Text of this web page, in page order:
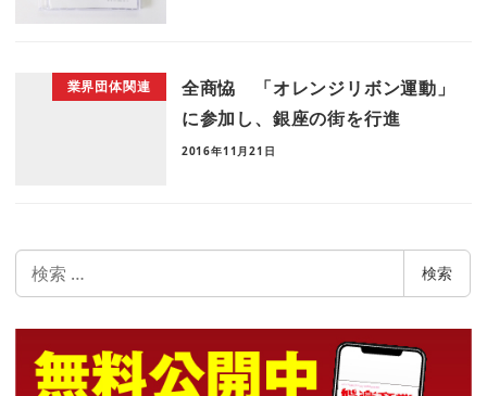
業界団体関連
全商恊 「オレンジリボン運動」
に参加し、銀座の街を行進
2016年11月21日
索
検索